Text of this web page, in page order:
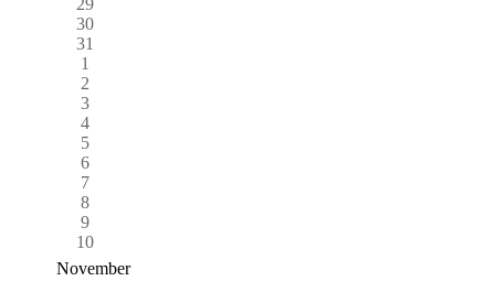
30
31
1
2
3
4
5
6
7
8
9
10
November